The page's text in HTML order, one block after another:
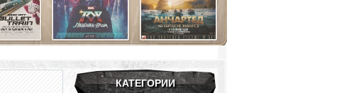
КАТЕГОРИИ